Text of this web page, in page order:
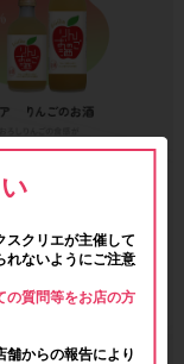
スクリエが主催して
れないようにご注意
の質問等をお店の方
舗からの報告により